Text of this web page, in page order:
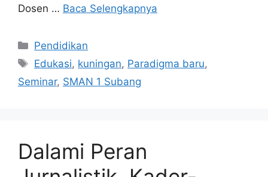
Dosen … Baca Selengkapnya
Kategori
Pendidikan
Tag
Edukasi, kuningan, Paradigma baru,
Seminar, SMAN 1 Subang
Dalami Peran